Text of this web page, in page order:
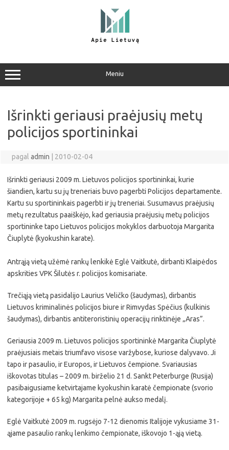
Meniu
Išrinkti geriausi praėjusių metų
policijos sportininkai
pagal admin 2010-02-04
Išrinkti geriausi 2009 m. Lietuvos policijos sportininkai, kurie
šiandien, kartu su jų treneriais buvo pagerbti Policijos departamente.
Kartu su sportininkais pagerbti ir jų treneriai. Susumavus praėjusių
metų rezultatus paaiškėjo, kad geriausia praėjusių metų policijos
sportininke tapo Lietuvos policijos mokyklos darbuotoja Margarita
Čiuplytė (kyokushin karate).
Antrąją vietą užėmė rankų lenkikė Eglė Vaitkutė, dirbanti Klaipėdos
apskrities VPK Šilutės r. policijos komisariate.
Trečiąją vietą pasidalijo Laurius Veličko (šaudymas), dirbantis
Lietuvos kriminalinės policijos biure ir Rimvydas Spėčius (kulkinis
šaudymas), dirbantis antiteroristinių operacijų rinktinėje „Aras”.
Geriausia 2009 m. Lietuvos policijos sportininkė Margarita Čiuplytė
praėjusiais metais triumfavo visose varžybose, kuriose dalyvavo. Ji
tapo ir pasaulio, ir Europos, ir Lietuvos čempione. Svariausias
iškovotas titulas – 2009 m. birželio 21 d. Sankt Peterburge (Rusija)
pasibaigusiame ketvirtajame kyokushin karatė čempionate (svorio
kategorijoje + 65 kg) Margarita pelnė aukso medalį.
Eglė Vaitkutė 2009 m. rugsėjo 7-12 dienomis Italijoje vykusiame 31-
ąjame pasaulio rankų lenkimo čempionate, iškovojo 1-ąją vietą.